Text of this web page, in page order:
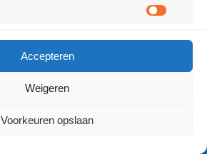
Accepteren
Weigeren
Voorkeuren opslaan